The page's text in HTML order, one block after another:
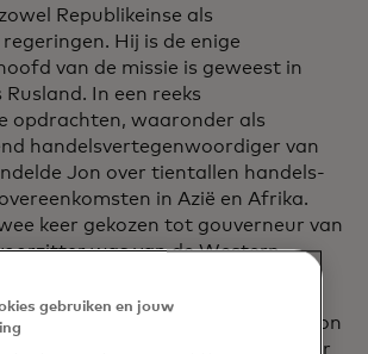
Republikeinse als
Hij is de enige
van de missie is geweest in
In een reeks
opdrachten, waaronder als
handelsvertegenwoordiger van
Jon over tientallen handels-
in Azië en Afrika.
keer gekozen tot gouverneur van
was van de Western
executive bij Huntsman Corporation
vice-voorzitter van Ford Motor
gebruiken en jouw